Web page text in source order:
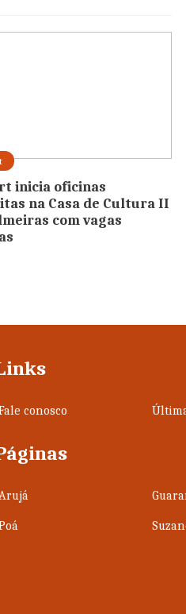
inicia oficinas
na Casa de Cultura II
com vagas
conosco